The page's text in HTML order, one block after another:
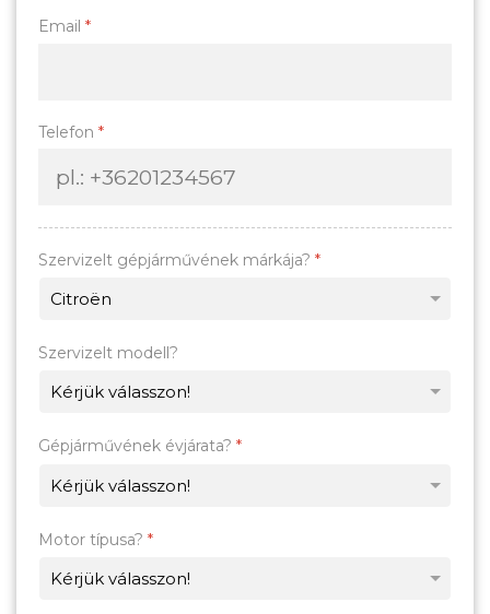
Email *
Telefon *
Szervizelt gépjárművének márkája? *
Szervizelt modell?
Gépjárművének évjárata? *
Motor típusa? *